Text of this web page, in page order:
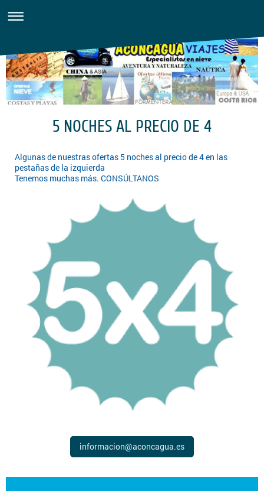
5 NOCHES AL PRECIO DE 4
Algunas de nuestras ofertas 5 noches al precio de 4 en las
pestañas de la izquierda
Tenemos muchas más. CONSÚLTANOS
informacion@aconcagua.es